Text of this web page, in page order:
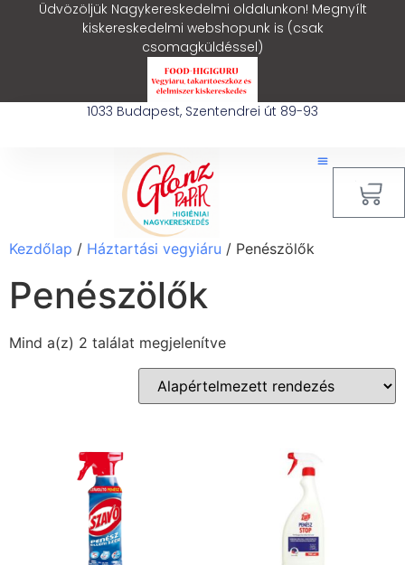
Üdvözöljük Nagykereskedelmi oldalunkon! Megnyílt
kiskereskedelmi webshopunk is (csak
csomagküldéssel)
1033 Budapest, Szentendrei út 89-93
Kezdőlap / Háztartási vegyiáru / Penészölők
Penészölők
Mind a(z) 2 találat megjelenítve